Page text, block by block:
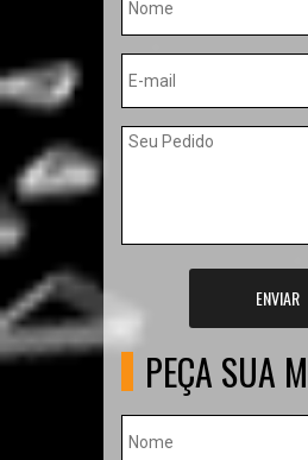
ENVIAR
PEÇA SUA